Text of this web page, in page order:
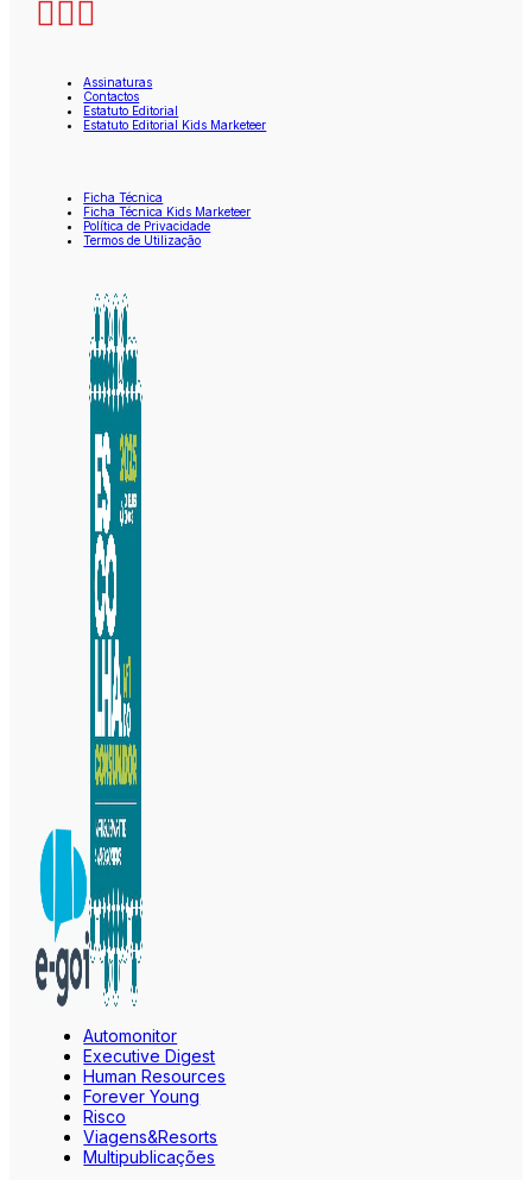
Assinaturas
Contactos
Estatuto Editorial
Estatuto Editorial Kids Marketeer
Ficha Técnica
Ficha Técnica Kids Marketeer
Política de Privacidade
Termos de Utilização
Automonitor
Executive Digest
Human Resources
Forever Young
Risco
Viagens&Resorts
Multipublicações